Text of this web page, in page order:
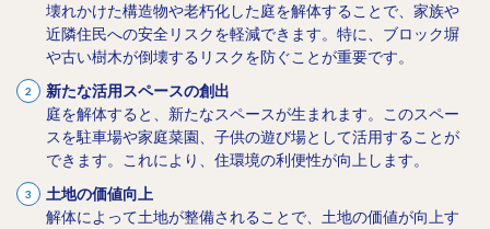
壊れかけた構造物や老朽化した庭を解体することで、家族や
近隣住民への安全リスクを軽減できます。特に、ブロック塀
や古い樹木が倒壊するリスクを防ぐことが重要です。
新たな活用スペースの創出
庭を解体すると、新たなスペースが生まれます。このスペー
スを駐車場や家庭菜園、子供の遊び場として活用することが
できます。これにより、住環境の利便性が向上します。
土地の価値向上
解体によって土地が整備されることで、土地の価値が向上す